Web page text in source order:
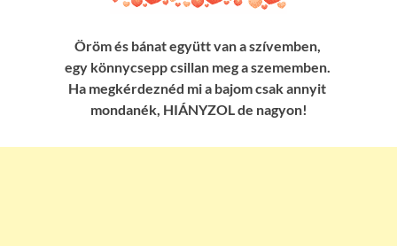
Öröm és bánat együtt van a szívemben,
egy könnycsepp csillan meg a szememben.
Ha megkérdeznéd mi a bajom csak annyit
mondanék, HIÁNYZOL de nagyon!